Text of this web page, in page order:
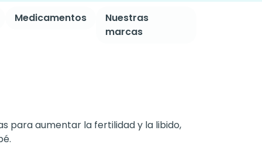
Medicamentos
Nuestras
marcas
para aumentar la fertilidad y la libido,